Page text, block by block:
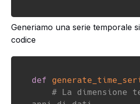
Generiamo una serie temporale
codice
def
# La dimensione